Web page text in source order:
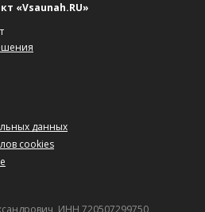
«Vsaunah.RU»
данных
cookies
ИНН 720507299750,